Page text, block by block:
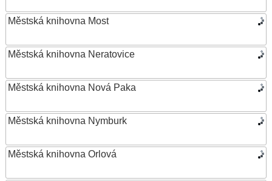
Městská knihovna Most
Městská knihovna Neratovice
Městská knihovna Nová Paka
Městská knihovna Nymburk
Městská knihovna Orlová